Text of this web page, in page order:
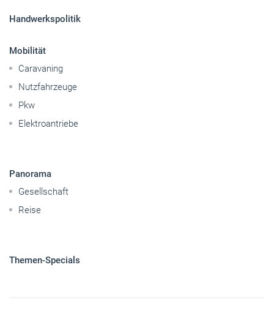
Handwerkspolitik
Mobilität
Caravaning
Nutzfahrzeuge
Pkw
Elektroantriebe
Panorama
Gesellschaft
Reise
Themen-Specials